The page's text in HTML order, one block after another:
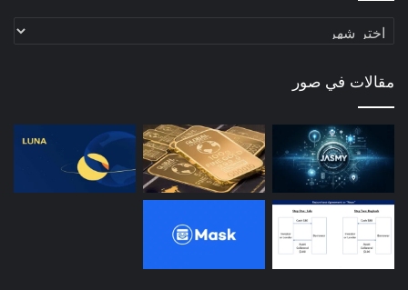
أرشيف
مقالات في صور